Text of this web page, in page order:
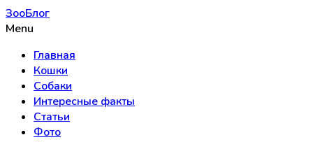
ЗооБлог
Menu
Главная
Кошки
Собаки
Интересные факты
Статьи
Фото